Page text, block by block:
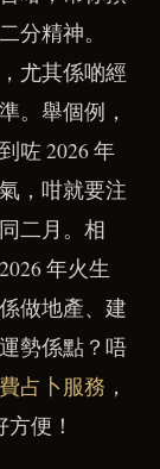
分精神。
尤其係啲經
。舉個例，
咗 2026 年
，咁就要注
二月。相
年火生
做地產、建
勢係點？唔
占卜服務 ，
便！